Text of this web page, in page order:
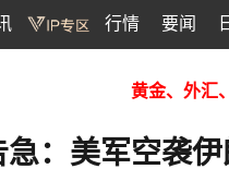
行情 要闻
黄金、外汇
：美军空袭